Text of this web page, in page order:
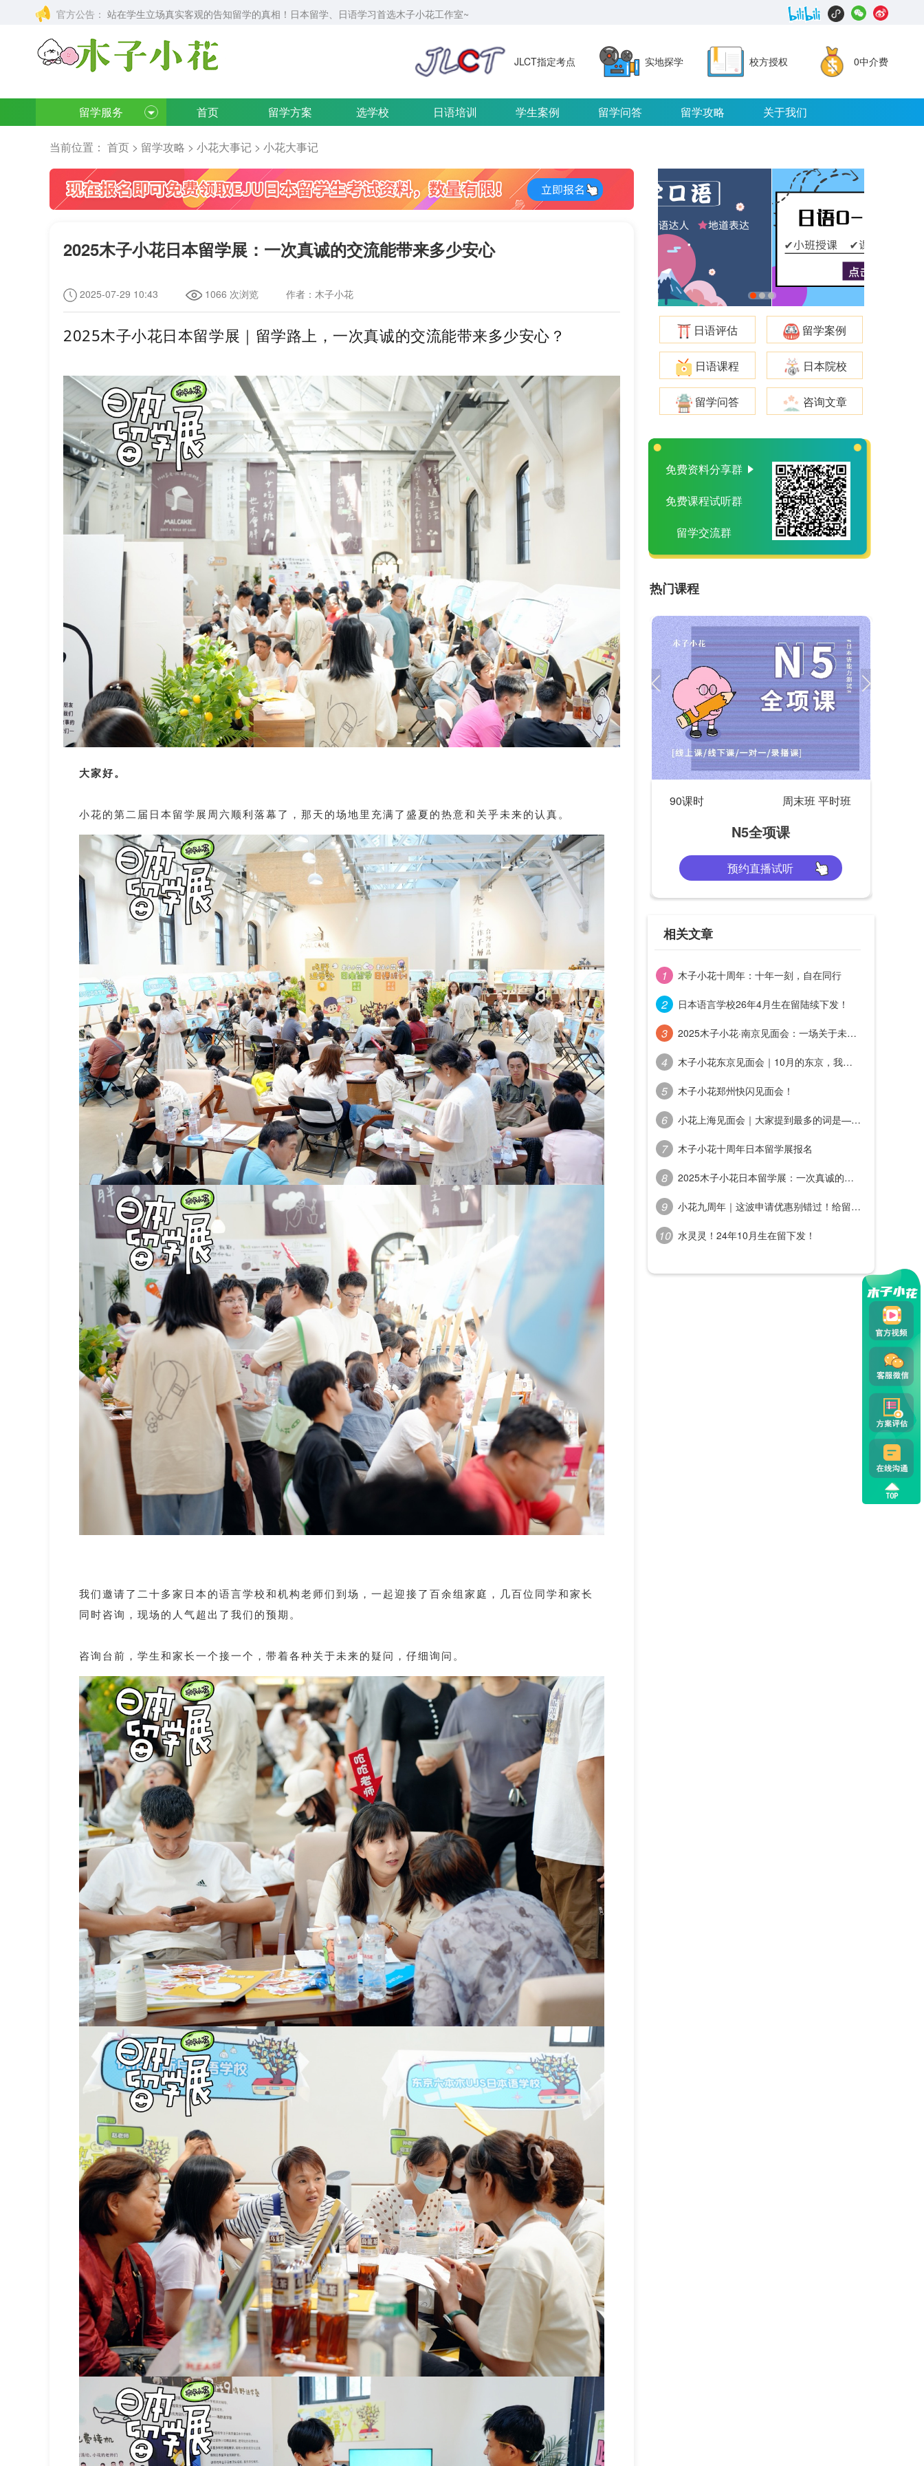
官方公告： 站在学生立场真实客观的告知留学的真相！日本留学、日语学习首选木子小花工作室~
JLCT指定考点 实地探学 校方授权 0中介费
留学服务 首页 留学方案 选学校 日语培训 学生案例 留学问答 留学攻略 关于我们
当前位置： 首页 > 留学攻略 > 小花大事记 > 小花大事记
2025木子小花日本留学展：一次真诚的交流能带来多少安心
2025-07-29 10:43 1066 次浏览 作者：木子小花
2025木子小花日本留学展｜留学路上，一次真诚的交流能带来多少安心？
大家好。
小花的第二届日本留学展周六顺利落幕了，那天的场地里充满了盛夏的热意和关乎未来的认真。
我们邀请了二十多家日本的语言学校和机构老师们到场，一起迎接了百余组家庭，几百位同学和家长
同时咨询，现场的人气超出了我们的预期。
咨询台前，学生和家长一个接一个，带着各种关于未来的疑问，仔细询问。
1 2 3
日语评估 留学案例
日语课程 日本院校
留学问答 咨询文章
免费资料分享群
免费课程试听群
留学交流群
热门课程
90课时 周末班 平时班
N5全项课
预约直播试听
相关文章
木子小花十周年：十年一刻，自在同行
日本语言学校26年4月生在留陆续下发！
2025木子小花·南京见面会：一场关于未来的对话
木子小花东京见面会｜10月的东京，我们再次温暖碰面
木子小花郑州快闪见面会！
小花上海见面会｜大家提到最多的词是——距离感
木子小花十周年日本留学展报名
2025木子小花日本留学展：一次真诚的交流能带来多少安心
小花九周年｜这波申请优惠别错过！给留学/日语提提速！
水灵灵！24年10月生在留下发！